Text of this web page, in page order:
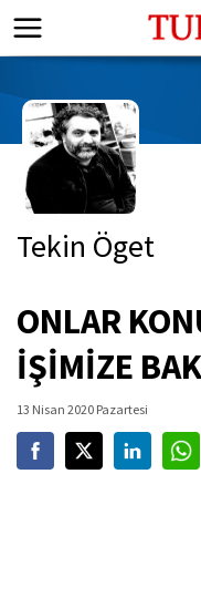
Tekin Öget
ONLAR
İŞİMİZE
13 Nisan 2020 Pazartesi